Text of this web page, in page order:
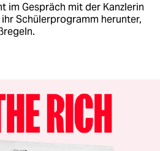
im Gespräch mit der Kanzlerin
Schülerprogramm herunter,